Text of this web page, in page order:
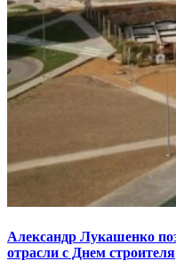
Александр Лукашенко
отрасли с Днем строителя